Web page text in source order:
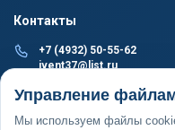
Контакты
+7 (4932) 50-55-62
ivent37@list.ru
ПРОИЗВОДСТВО И
г. Иваново, пер. 1-й
Управление
Мы используем файлы